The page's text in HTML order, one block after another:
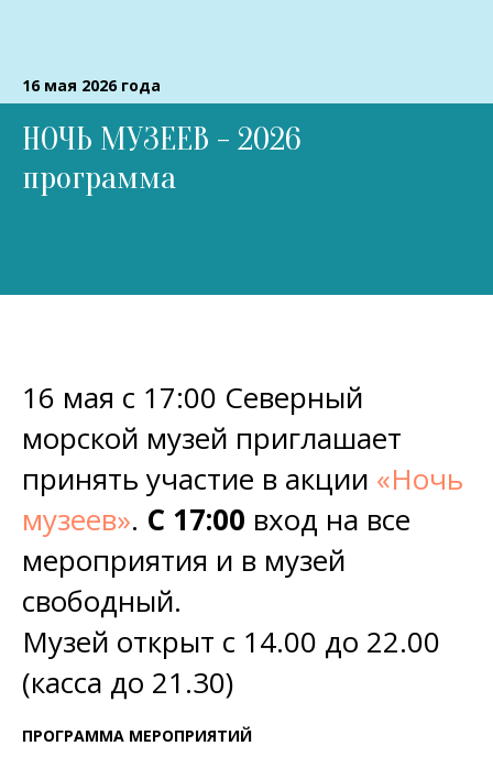
16 мая 2026 года
НОЧЬ МУЗЕЕВ - 2026
программа
16 мая с 17:00 Северный
морской музей приглашает
принять участие в акции «Ночь
музеев». С 17:00 вход на все
мероприятия и в музей
свободный.
Музей открыт с 14.00 до 22.00
(касса до 21.30)
ПРОГРАММА МЕРОПРИЯТИЙ